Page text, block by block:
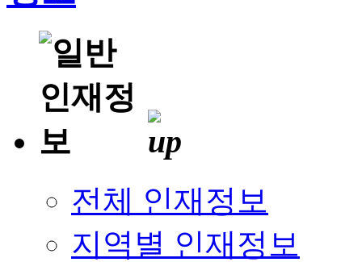
전체 인재정보
지역별 인재정보